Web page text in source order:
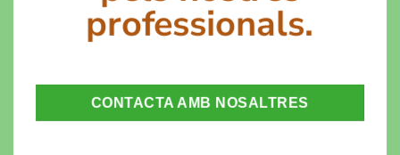
professionals.
CONTACTA AMB NOSALTRES